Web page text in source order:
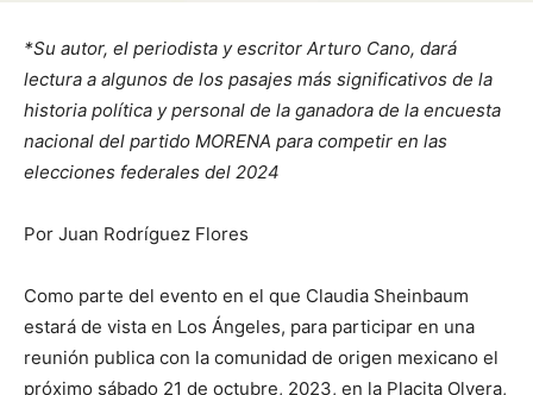
*Su autor, el periodista y escritor Arturo Cano, dará
lectura a algunos de los pasajes más significativos de la
historia política y personal de la ganadora de la encuesta
nacional del partido MORENA para competir en las
elecciones federales del 2024
Por Juan Rodríguez Flores
Como parte del evento en el que Claudia Sheinbaum
estará de vista en Los Ángeles, para participar en una
reunión publica con la comunidad de origen mexicano el
próximo sábado 21 de octubre, 2023, en la Placita Olvera,